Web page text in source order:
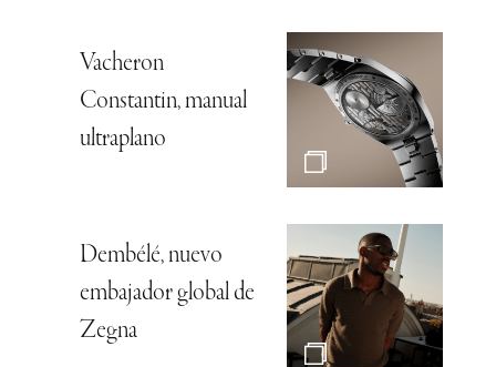
Vacheron
Constantin, manual
ultraplano
Dembélé, nuevo
embajador global de
Zegna